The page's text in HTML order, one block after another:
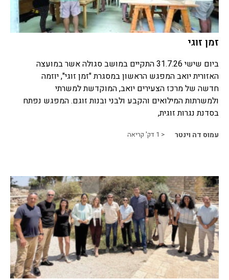
זמן זוגי
ביום שישי 31.7.26 התקיים במושב סגולה אשר במועצה
האזורית יואב המפגש הראשון במסגרת "זמן זוגי", יוזמה
חדשה של מרכז הצעירים יואב, המוקדשת למשרתי
ולמשרתות המילואים והקבע ולבני ובנות זוגם. המפגש נפתח
בסדנת נגרות זוגית,
עמוס דה וינטר < 1 דק' קריאה